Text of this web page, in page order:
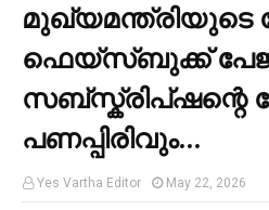
മുഖ്യമന്ത്രിയുടെ
ഫെയ്സ്ബുക്ക്
സബ്സ്ക്രിപ്ഷന്റെ
പണപ്പിരിവും…
Yes Vartha Editor May 22, 2026